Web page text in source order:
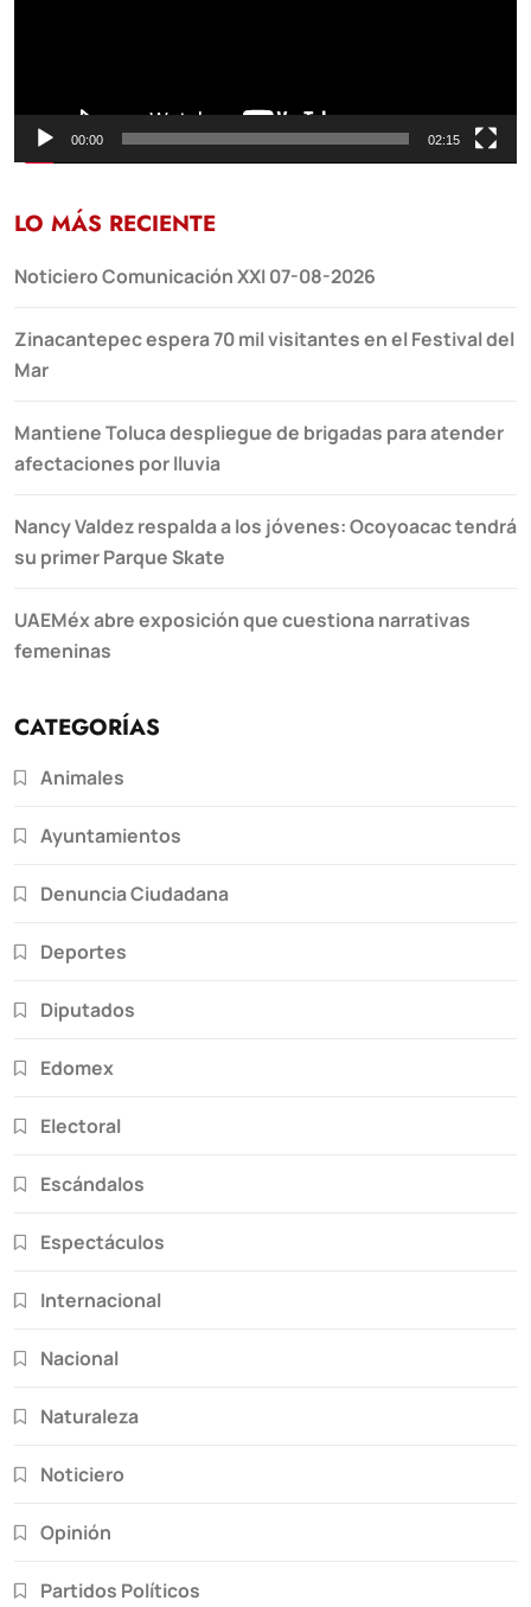
00:00 02:15
LO MÁS RECIENTE
Noticiero Comunicación XXI 07-08-2026
Zinacantepec espera 70 mil visitantes en el Festival del
Mar
Mantiene Toluca despliegue de brigadas para atender
afectaciones por lluvia
Nancy Valdez respalda a los jóvenes: Ocoyoacac tendrá
su primer Parque Skate
UAEMéx abre exposición que cuestiona narrativas
femeninas
CATEGORÍAS
Animales
Ayuntamientos
Denuncia Ciudadana
Deportes
Diputados
Edomex
Electoral
Escándalos
Espectáculos
Internacional
Nacional
Naturaleza
Noticiero
Opinión
Partidos Políticos